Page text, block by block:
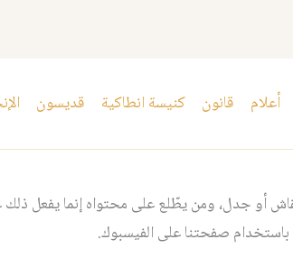
أعلام قانون كنيسة انطاكية قديسون
أو جدل، ومن يطّلع على محتواه إنما يفعل
صفحتنا على الفيسبوك.